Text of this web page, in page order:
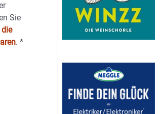
Sie
.*